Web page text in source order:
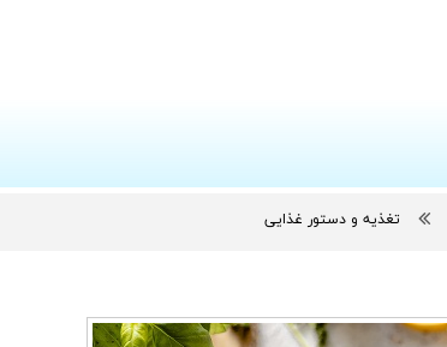
تغذیه و دستور غذایی